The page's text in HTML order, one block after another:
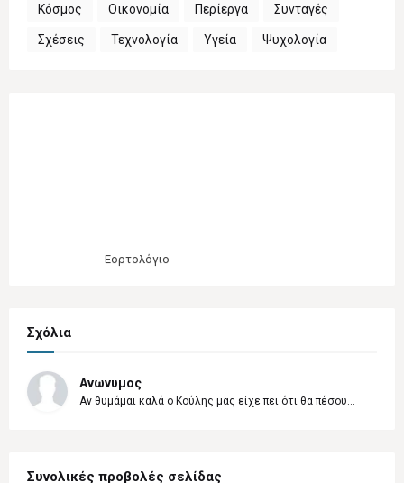
Κόσμος Οικονομία Περίεργα Συνταγές
Σχέσεις Τεχνολογία Υγεία Ψυχολογία
Εορτολόγιο
Σχόλια
Ανωνυμος
Αν θυμάμαι καλά ο Κούλης μας είχε πει ότι θα πέσου...
Συνολικές προβολές σελίδας